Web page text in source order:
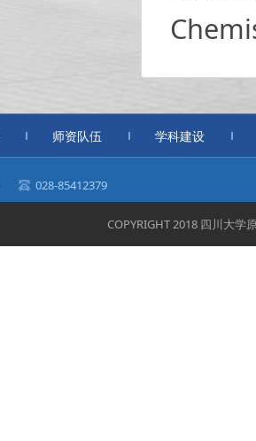
师资队伍 学科建设
028-85412379
COPYRIGHT 2018 四川大学